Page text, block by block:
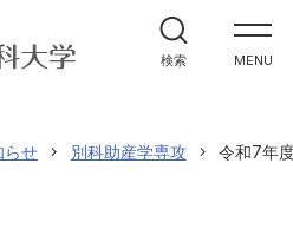
MENU
念
検索
らせ 別科助産学専攻 令和7年